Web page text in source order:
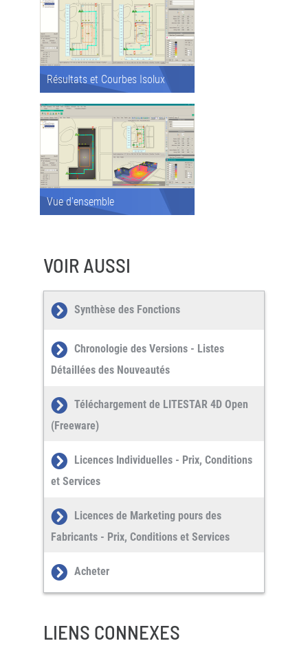
Résultats et Courbes Isolux
Vue d'ensemble
VOIR AUSSI
Synthèse des Fonctions
Chronologie des Versions - Listes
Détaillées des Nouveautés
Téléchargement de LITESTAR 4D Open
(Freeware)
Licences Individuelles - Prix, Conditions
et Services
Licences de Marketing pours des
Fabricants - Prix, Conditions et Services
Acheter
LIENS CONNEXES